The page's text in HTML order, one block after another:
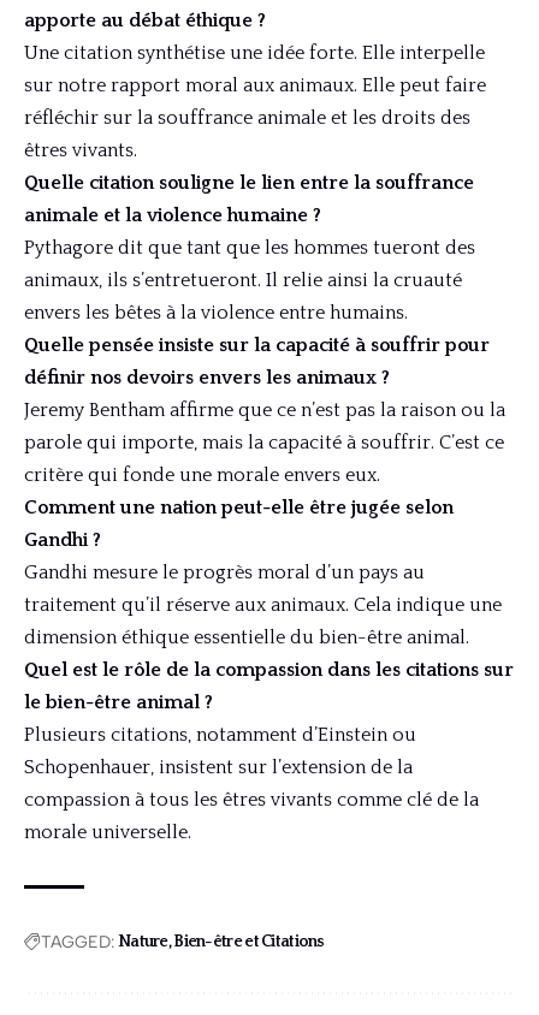
apporte au débat éthique ?
Une citation synthétise une idée forte. Elle interpelle
sur notre rapport moral aux animaux. Elle peut faire
réfléchir sur la souffrance animale et les droits des
êtres vivants.
Quelle citation souligne le lien entre la souffrance
animale et la violence humaine ?
Pythagore dit que tant que les hommes tueront des
animaux, ils s’entretueront. Il relie ainsi la cruauté
envers les bêtes à la violence entre humains.
Quelle pensée insiste sur la capacité à souffrir pour
définir nos devoirs envers les animaux ?
Jeremy Bentham affirme que ce n’est pas la raison ou la
parole qui importe, mais la capacité à souffrir. C’est ce
critère qui fonde une morale envers eux.
Comment une nation peut-elle être jugée selon
Gandhi ?
Gandhi mesure le progrès moral d’un pays au
traitement qu’il réserve aux animaux. Cela indique une
dimension éthique essentielle du bien-être animal.
Quel est le rôle de la compassion dans les citations sur
le bien-être animal ?
Plusieurs citations, notamment d’Einstein ou
Schopenhauer, insistent sur l’extension de la
compassion à tous les êtres vivants comme clé de la
morale universelle.
TAGGED:Nature, Bien-être et Citations